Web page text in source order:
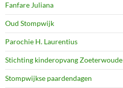
Fanfare Juliana
Oud Stompwijk
Parochie H. Laurentius
Stichting kinderopvang Zoeterwoude
Stompwijkse paardendagen